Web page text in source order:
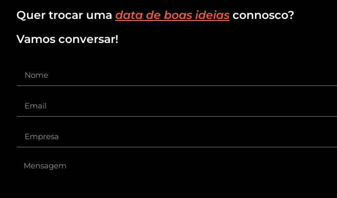
Quer trocar uma data de boas ideias connosco?
Vamos conversar!